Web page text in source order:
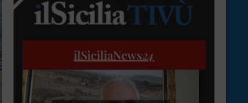
ilSiciliaNews24